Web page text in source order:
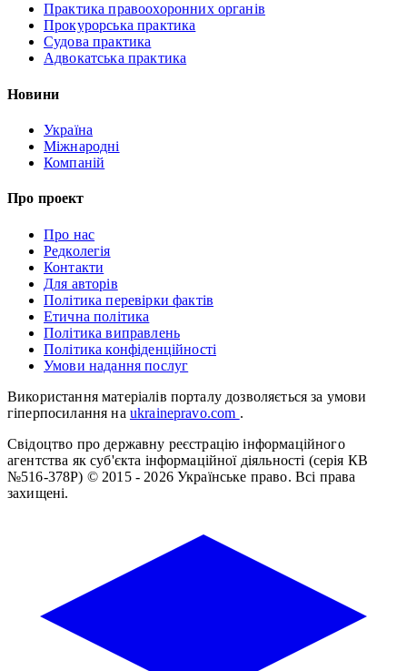
Практика правоохоронних органів
Прокурорська практика
Судова практика
Адвокатська практика
Новини
Україна
Міжнародні
Компаній
Про проект
Про нас
Редколегія
Контакти
Для авторів
Політика перевірки фактів
Етична політика
Політика виправлень
Політика конфіденційності
Умови надання послуг
Використання матеріалів порталу дозволяється за умови
гіперпосилання на ukrainepravo.com .
Свідоцтво про державну реєстрацію інформаційного
агентства як суб'єкта інформаційної діяльності (серія КВ
№516-378Р) © 2015 - 2026 Українське право. Всі права
захищені.